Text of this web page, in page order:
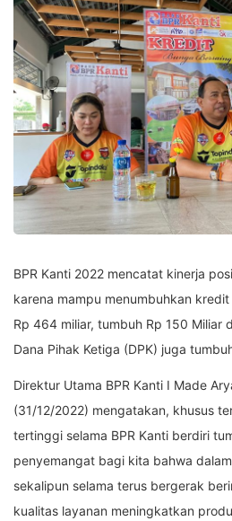
BPR Kanti 2022 mencatat kinerja
karena mampu menumbuhkan
Rp 464 miliar, tumbuh Rp 150 Miliar
Dana Pihak Ketiga (DPK) juga
Direktur Utama BPR Kanti I Made
(31/12/2022) mengatakan, khusus
tertinggi selama BPR Kanti berdiri
penyemangat bagi kita bahwa
sekalipun selama terus bergerak
kualitas layanan meningkatkan